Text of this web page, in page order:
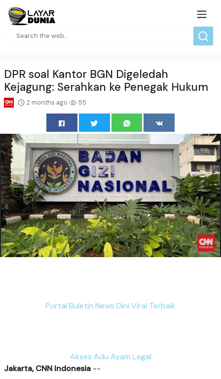
DPR soal Kantor BGN Digeledah
Kejagung: Serahkan ke Penegak Hukum
2 months ago 55
Portal Buletin News Dini Viral Terbaik
Akses Adu Ayam Legal
Jakarta, CNN Indonesia --